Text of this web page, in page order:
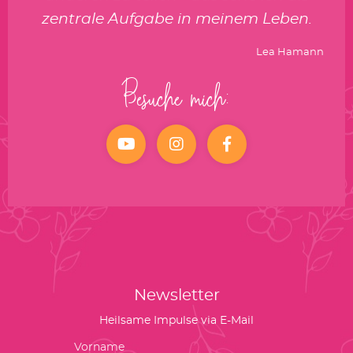
zentrale Aufgabe in meinem Leben.
Lea Hamann
Besuche mich:
YouTube Instagramfacebook
Newsletter
Heilsame Impulse via E-Mail